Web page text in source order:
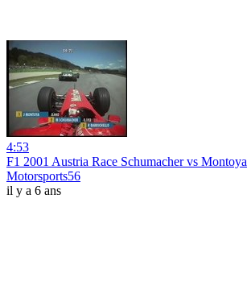
4:53
F1 2001 Austria Race Schumacher vs
Motorsports56
il y a 6 ans